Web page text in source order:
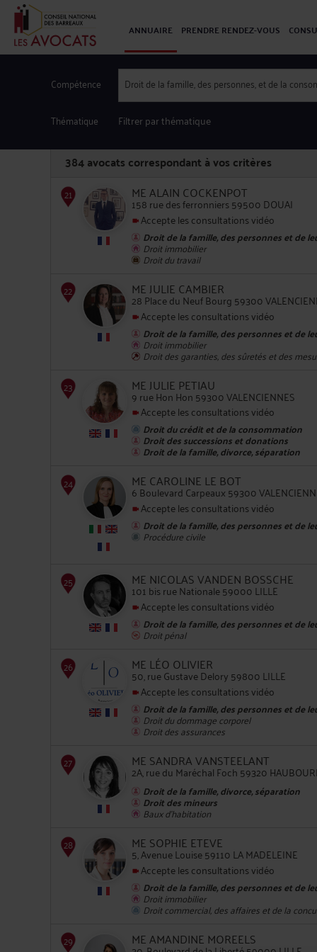
ANNUAIRE PRENDRE RENDEZ-VOUS
Compétence Droit de la famille, des personnes, et de la
Thématique Filtrer par thématique
384avocats correspondant à vos critères
ME ALAIN COCKENPOT
158 rue des ferronniers 59500 DOUAI
Accepte les consultations vidéo
Droit de la famille, des personnes et de
Droit immobilier
Droit du travail
ME JULIE CAMBIER
28 Place du Neuf Bourg 59300
Accepte les consultations vidéo
Droit de la famille, des personnes et de
Droit immobilier
Droit des garanties, des sûretés et des
ME JULIE PETIAU
9 rue Hon Hon 59300 VALENCIENNES
Accepte les consultations vidéo
Droit du crédit et de la consommation
Droit des successions et donations
Droit de la famille, divorce, séparation
24
ME CAROLINE LE BOT
6 Boulevard Carpeaux 59300
Accepte les consultations vidéo
Droit de la famille, des personnes et de
Procédure civile
ME NICOLAS VANDEN BOSSCHE
101 bis rue Nationale 59000 LILLE
Accepte les consultations vidéo
Droit de la famille, des personnes et de
Droit pénal
ME LÉO OLIVIER
50, rue Gustave Delory 59800 LILLE
Accepte les consultations vidéo
Droit de la famille, des personnes et de
Droit du dommage corporel
Droit des assurances
ME SANDRA VANSTEELANT
2A, rue du Maréchal Foch 59320
Droit de la famille, divorce, séparation
Droit des mineurs
Baux d'habitation
ME SOPHIE ETEVE
5, Avenue Louise 59110 LA MADELEINE
Accepte les consultations vidéo
Droit de la famille, des personnes et de
Droit immobilier
Droit commercial, des affaires et de la
ME AMANDINE MOREELS